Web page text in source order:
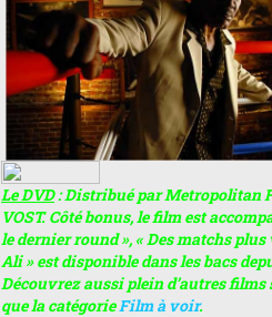
Le DVD: Distribué par Metropolitan
VOST. Côté bonus, le film est
le dernier round », « Des matchs plus
Ali » est disponible dans les bacs
Découvrez aussi plein d’autres
que la catégorieFilm à voir.